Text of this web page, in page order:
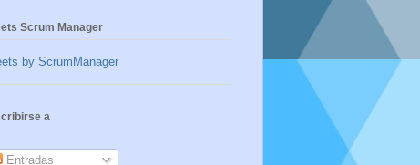
Scrum Manager
by ScrumManager
a
Entradas